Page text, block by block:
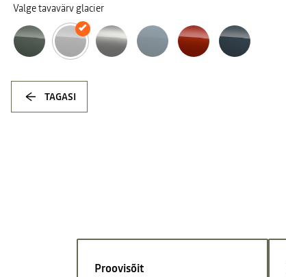
Valge tavavärv glacier
TAGASI
Proovisõit